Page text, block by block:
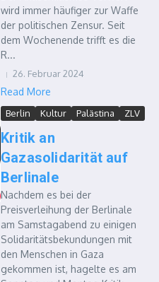
wird immer häufiger zur Waffe
der politischen Zensur. Seit
dem Wochenende trifft es die
R...
26. Februar 2024
Read More
Berlin Kultur Palästina ZLV
Kritik an
Gazasolidarität auf
Berlinale
Nachdem es bei der
Preisverleihung der Berlinale
am Samstagabend zu einigen
Solidaritätsbekundungen mit
den Menschen in Gaza
gekommen ist, hagelte es am